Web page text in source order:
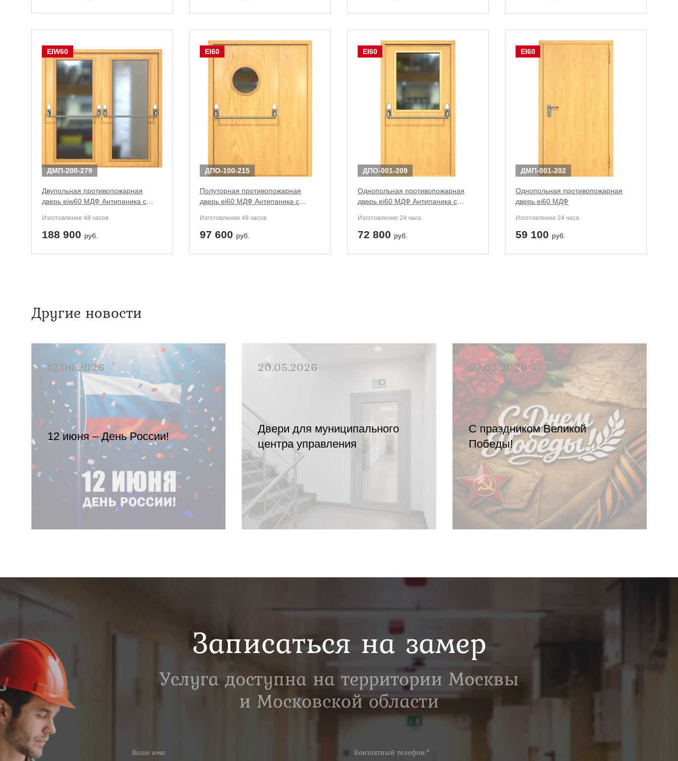
EIW60
ДМП-200-279
Двупольная противопожарная
дверь eiw60 МДФ Антипаника с
створки, две ручки)
Изготовление 48 часов
188 900 руб.
EI60
ДПО-100-215
Полуторная противопожарная
дверь ei60 МДФ Антипаника с
Изготовление 48 часов
97 600 руб.
EI60
ДПО-001-209
Однопольная противопожарная
дверь ei60 МДФ Антипаника с
Изготовление 24 часа
72 800 руб.
EI60
ДМП-001-202
Однопольная противопожарная
дверь ei60 МДФ
Изготовление 24 часа
59 100 руб.
Другие новости
12.06.2026
12 июня – День России!
20.05.2026
Двери для муниципального
центра управления
07.05.2026
С праздником Великой
Победы!
Записаться на замер
Услуга доступна на территории Москвы
и Московской области
Ваше имя: Контактный телефон:*